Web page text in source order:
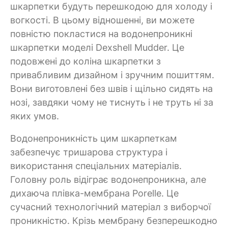
шкарпетки будуть перешкодою для холоду і
вогкості. В цьому відношенні, ви можете
повністю покластися на водонепроникні
шкарпетки моделі Dexshell Mudder. Це
подовжені до коліна шкарпетки з
привабливим дизайном і зручним пошиттям.
Вони виготовлені без швів і щільно сидять на
нозі, завдяки чому не тиснуть і не труть ні за
яких умов.
Водонепроникність цим шкарпеткам
забезпечує тришарова структура і
використання спеціальних матеріалів.
Головну роль відіграє водонепроникна, але
дихаюча плівка-мембрана Porelle. Це
сучасний технологічний матеріал з виборчої
проникністю. Крізь мембрану безперешкодно